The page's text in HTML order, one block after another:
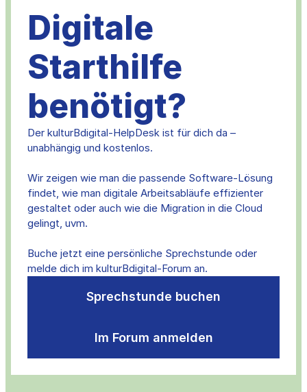
Digitale
Starthilfe
benötigt?
Der kulturBdigital-HelpDesk ist für dich da –
unabhängig und kostenlos.
Wir zeigen wie man die passende Software-Lösung
findet, wie man digitale Arbeitsabläufe effizienter
gestaltet oder auch wie die Migration in die Cloud
gelingt, uvm.
Buche jetzt eine persönliche Sprechstunde oder
melde dich im kulturBdigital-Forum an.
Sprechstunde buchen
Im Forum anmelden